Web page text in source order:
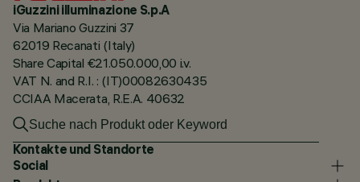
iGuzzini illuminazione S.p.A
Via Mariano Guzzini 37
62019 Recanati (Italy)
Share Capital €21.050.000,00 i.v.
VAT N. and R.I. : (IT)00082630435
CCIAA Macerata, R.E.A. 40632
Kontakte und Standorte
Social